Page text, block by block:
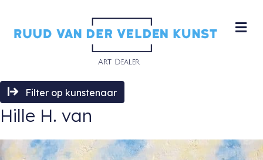
Filter op kunstenaar
Hille H. van